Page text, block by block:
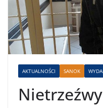
AKTUALNOŚCI SANOK